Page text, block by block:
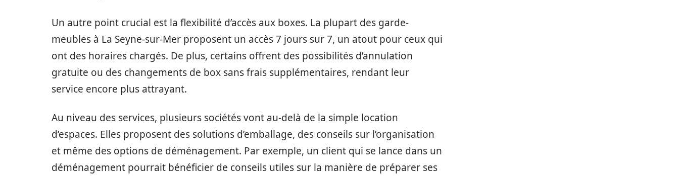
Un autre point crucial est la flexibilité d’accès aux boxes. La plupart des garde-
meubles à La Seyne-sur-Mer proposent un accès 7 jours sur 7, un atout pour ceux qui
ont des horaires chargés. De plus, certains offrent des possibilités d’annulation
gratuite ou des changements de box sans frais supplémentaires, rendant leur
service encore plus attrayant.
Au niveau des services, plusieurs sociétés vont au-delà de la simple location
d’espaces. Elles proposent des solutions d’emballage, des conseils sur l’organisation
et même des options de déménagement. Par exemple, un client qui se lance dans un
déménagement pourrait bénéficier de conseils utiles sur la manière de préparer ses